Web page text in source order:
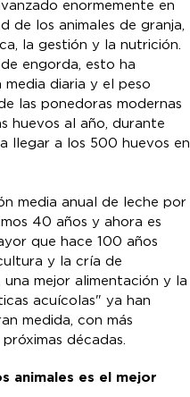
enormemente en
de los animales de granja,
la gestión y la nutrición.
engorda, esto ha
diaria y el peso
las ponedoras modernas
huevos al año, durante
llegar a los 500 huevos en
media anual de leche por
40 años y ahora es
que hace 100 años
y la cría de
mejor alimentación y la
acuícolas" ya han
medida, con más
décadas.
animales es el mejor